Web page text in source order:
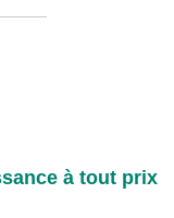
à tout prix